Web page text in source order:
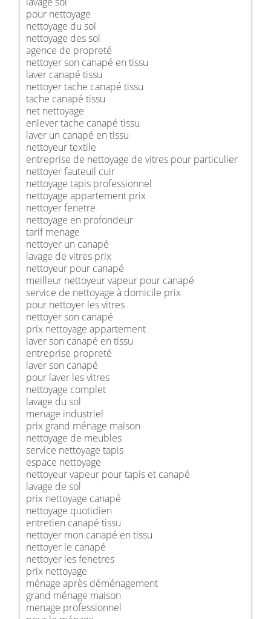
pour nettoyage
nettoyage du sol
nettoyage des sol
agence de propreté
nettoyer son canapé en tissu
laver canapé tissu
nettoyer tache canapé tissu
tache canapé tissu
net nettoyage
enlever tache canapé tissu
laver un canapé en tissu
nettoyeur textile
entreprise de nettoyage de vitres pour particulier
nettoyer fauteuil cuir
nettoyage tapis professionnel
nettoyage appartement prix
nettoyer fenetre
nettoyage en profondeur
tarif menage
nettoyer un canapé
lavage de vitres prix
nettoyeur pour canapé
meilleur nettoyeur vapeur pour canapé
service de nettoyage à domicile prix
pour nettoyer les vitres
nettoyer son canapé
prix nettoyage appartement
laver son canapé en tissu
entreprise propreté
laver son canapé
pour laver les vitres
nettoyage complet
lavage du sol
menage industriel
prix grand ménage maison
nettoyage de meubles
service nettoyage tapis
espace nettoyage
nettoyeur vapeur pour tapis et canapé
lavage de sol
prix nettoyage canapé
nettoyage quotidien
entretien canapé tissu
nettoyer mon canapé en tissu
nettoyer le canapé
nettoyer les fenetres
prix nettoyage
ménage après déménagement
grand ménage maison
menage professionnel